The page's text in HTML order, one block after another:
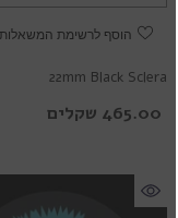
הוסף לרשימת המשאלות
22mm Black Sclera
465.00 שקלים